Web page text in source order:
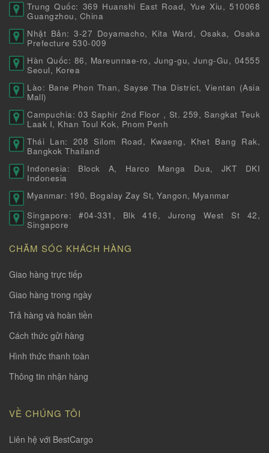
Trung Quốc: 369 Huanshi East Road, Yue Xiu, 510068
Guangzhou, China
Nhật Bản: 3-27 Doyamacho, Kita Ward, Osaka, Osaka
Prefecture 530-009
Hàn Quốc: 86, Mareunnae-ro, Jung-gu, Jung-Gu, 04555
Seoul, Korea
Lào: Bane Phon Than, Sayse Tha District, Vientan (Asia
Mall)
Campuchia: 03 Saphir 2nd Floor , St. 259, Sangkat Teuk
Laak I, Khan Toul Kok, Pnom Penh
Thái Lan: 208 Silom Road, Kwaeng, Khet Bang Rak,
Bangkok Thailand
Indonesia: Block A, Harco Manga Dua, JKT DKI
Indonesia
Myanmar: 190, Bogalay Zay St, Yangon, Myanmar
Singapore: #04-331, Blk 416, Jurong West St 42,
Singapore
CHĂM SÓC KHÁCH HÀNG
Giao hàng trực tiếp
Giao hàng trong ngày
Trả hàng và hoàn tiền
Cách thức gửi hàng
Hình thức thanh toàn
Thông tin nhận hàng
VỀ CHÚNG TÔI
Liên hệ với BestCargo